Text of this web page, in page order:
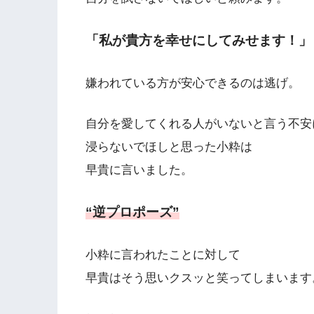
「私が貴方を幸せにしてみせます！」
嫌われている方が安心できるのは逃げ。
自分を愛してくれる人がいないと言う不
浸らないでほしと思った小粋は
早貴に言いました。
“逆プロポーズ”
小粋に言われたことに対して
早貴はそう思いクスッと笑ってしまいま